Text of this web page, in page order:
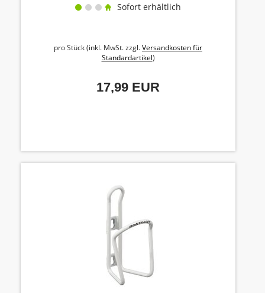
Sofort erhältlich
pro Stück (inkl. MwSt. zzgl.Versandkosten für
Standardartikel)
17,99 EUR